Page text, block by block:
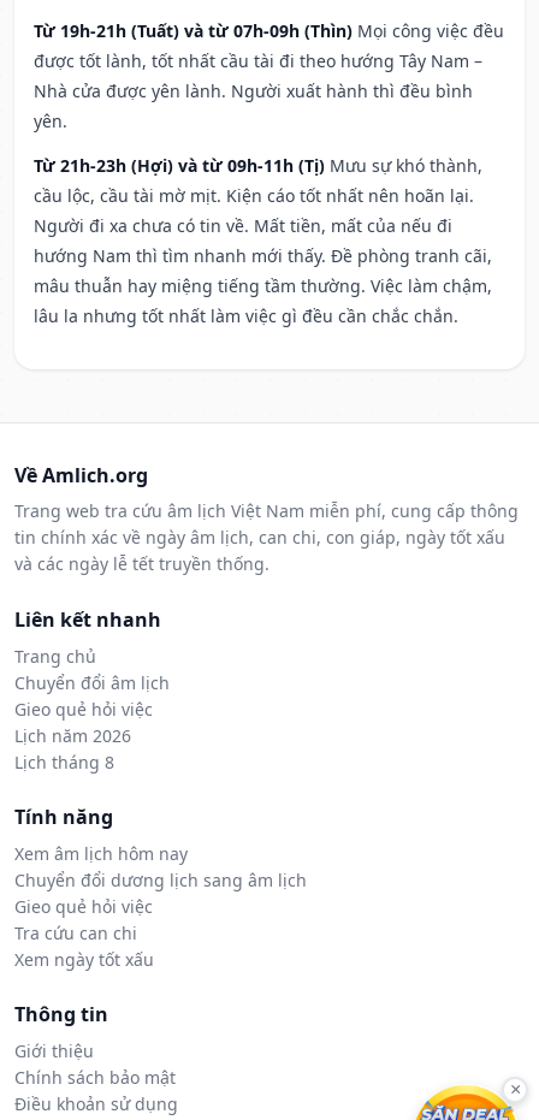
Từ 19h-21h (Tuất) và từ 07h-09h (Thìn) Mọi công việc đều
được tốt lành, tốt nhất cầu tài đi theo hướng Tây Nam –
Nhà cửa được yên lành. Người xuất hành thì đều bình
yên.
Từ 21h-23h (Hợi) và từ 09h-11h (Tị) Mưu sự khó thành,
cầu lộc, cầu tài mờ mịt. Kiện cáo tốt nhất nên hoãn lại.
Người đi xa chưa có tin về. Mất tiền, mất của nếu đi
hướng Nam thì tìm nhanh mới thấy. Đề phòng tranh cãi,
mâu thuẫn hay miệng tiếng tầm thường. Việc làm chậm,
lâu la nhưng tốt nhất làm việc gì đều cần chắc chắn.
Về Amlich.org
Trang web tra cứu âm lịch Việt Nam miễn phí, cung cấp thông
tin chính xác về ngày âm lịch, can chi, con giáp, ngày tốt xấu
và các ngày lễ tết truyền thống.
Liên kết nhanh
Trang chủ
Chuyển đổi âm lịch
Gieo quẻ hỏi việc
Lịch năm 2026
Lịch tháng 8
Tính năng
Xem âm lịch hôm nay
Chuyển đổi dương lịch sang âm lịch
Gieo quẻ hỏi việc
Tra cứu can chi
Xem ngày tốt xấu
Thông tin
Giới thiệu
Chính sách bảo mật
Điều khoản sử dụng
×